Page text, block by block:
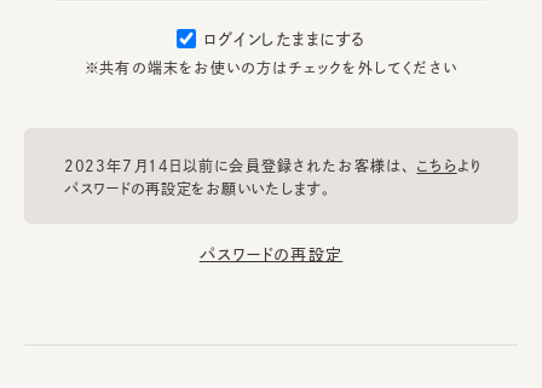
ログインしたままにする
※共有の端末をお使いの方はチェックを外してください
2023年7月14日以前に会員登録されたお客様は、 こちらより
パスワードの再設定をお願いいたします。
パスワードの再設定